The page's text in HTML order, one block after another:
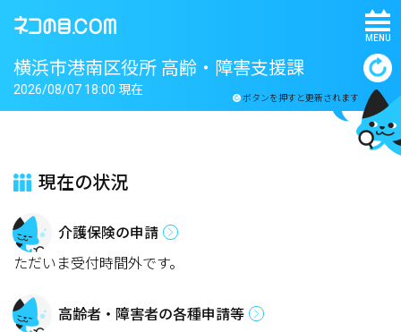
MENU
横浜市港南区役所 高齢・障害支援課
ボタンを押すと更新されます
2026/08/07 18:00 現在
現在の状況
介護保険の申請
ただいま受付時間外です。
高齢者・障害者の各種申請等